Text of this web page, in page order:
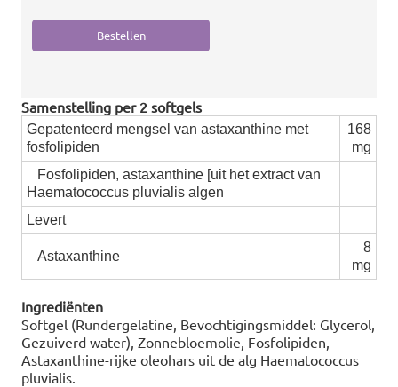
Samenstelling per 2 softgels
Gepatenteerd mengsel van astaxanthine met
fosfolipiden
168
mg
Fosfolipiden, astaxanthine [uit het extract van
Haematococcus pluvialis algen
Levert
Astaxanthine
8
mg
Ingrediënten
Softgel (Rundergelatine, Bevochtigingsmiddel: Glycerol,
Gezuiverd water), Zonnebloemolie, Fosfolipiden,
Astaxanthine-rijke oleohars uit de alg Haematococcus
pluvialis.